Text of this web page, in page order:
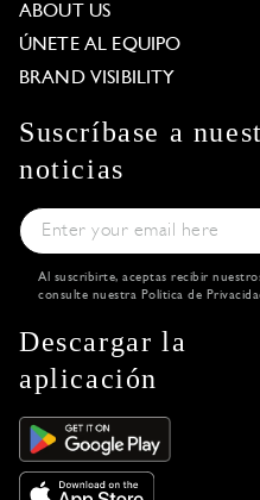
ABOUT US
ÚNETE AL EQUIPO
BRAND VISIBILITY
Suscríbase a
noticias
Al suscribirte, aceptas recibir
consulte nuestra Política de
Descargar la
aplicación